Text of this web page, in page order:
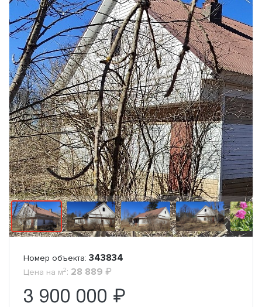
Номер объекта: 343834
Цена на м2: 28 889 ₽
3 900 000 ₽